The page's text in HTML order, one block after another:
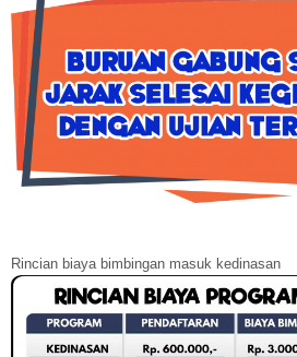
Rincian biaya bimbingan masuk kedinasan